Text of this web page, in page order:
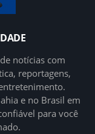
notícias com
reportagens,
e no Brasil em
para você